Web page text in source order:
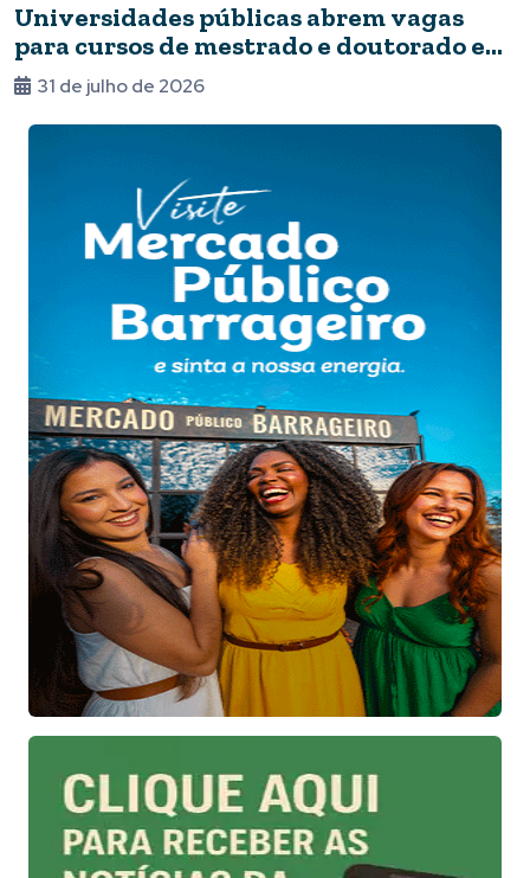
Universidades públicas abrem vagas
para cursos de mestrado e doutorado em
Foz31 de julho de 2026